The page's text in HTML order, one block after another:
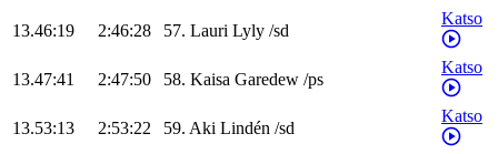
13.46:19 2:46:28 57. Lauri Lyly /sd
Katso
13.47:41 2:47:50 58. Kaisa Garedew /ps
Katso
13.53:13 2:53:22 59. Aki Lindén /sd
Katso